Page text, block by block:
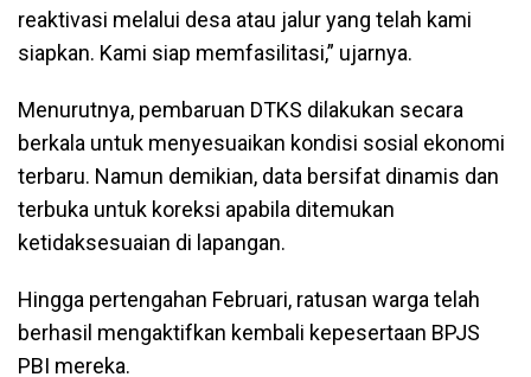
reaktivasi melalui desa atau jalur yang telah kami
siapkan. Kami siap memfasilitasi,” ujarnya.
Menurutnya, pembaruan DTKS dilakukan secara
berkala untuk menyesuaikan kondisi sosial ekonomi
terbaru. Namun demikian, data bersifat dinamis dan
terbuka untuk koreksi apabila ditemukan
ketidaksesuaian di lapangan.
Hingga pertengahan Februari, ratusan warga telah
berhasil mengaktifkan kembali kepesertaan BPJS
PBI mereka.